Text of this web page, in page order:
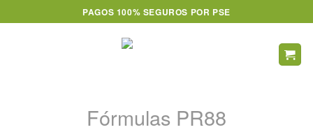
to
PAGOS 100% SEGUROS POR PSE
Fórmulas PR88